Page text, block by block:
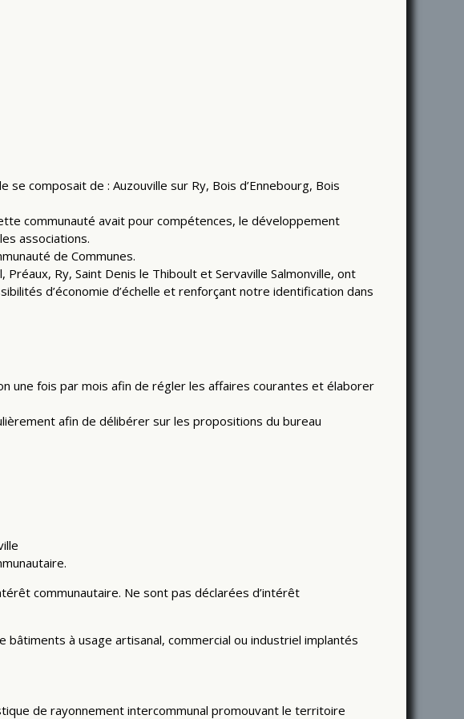
se composait de : Auzouville sur Ry, Bois d’Ennebourg, Bois
communauté avait pour compétences, le développement
associations.
de Communes.
Préaux, Ry, Saint Denis le Thiboult et Servaville Salmonville, ont
d’économie d’échelle et renforçant notre identification dans
une fois par mois afin de régler les affaires courantes et élaborer
afin de délibérer sur les propositions du bureau
communautaire. Ne sont pas déclarées d’intérêt
à usage artisanal, commercial ou industriel implantés
de rayonnement intercommunal promouvant le territoire